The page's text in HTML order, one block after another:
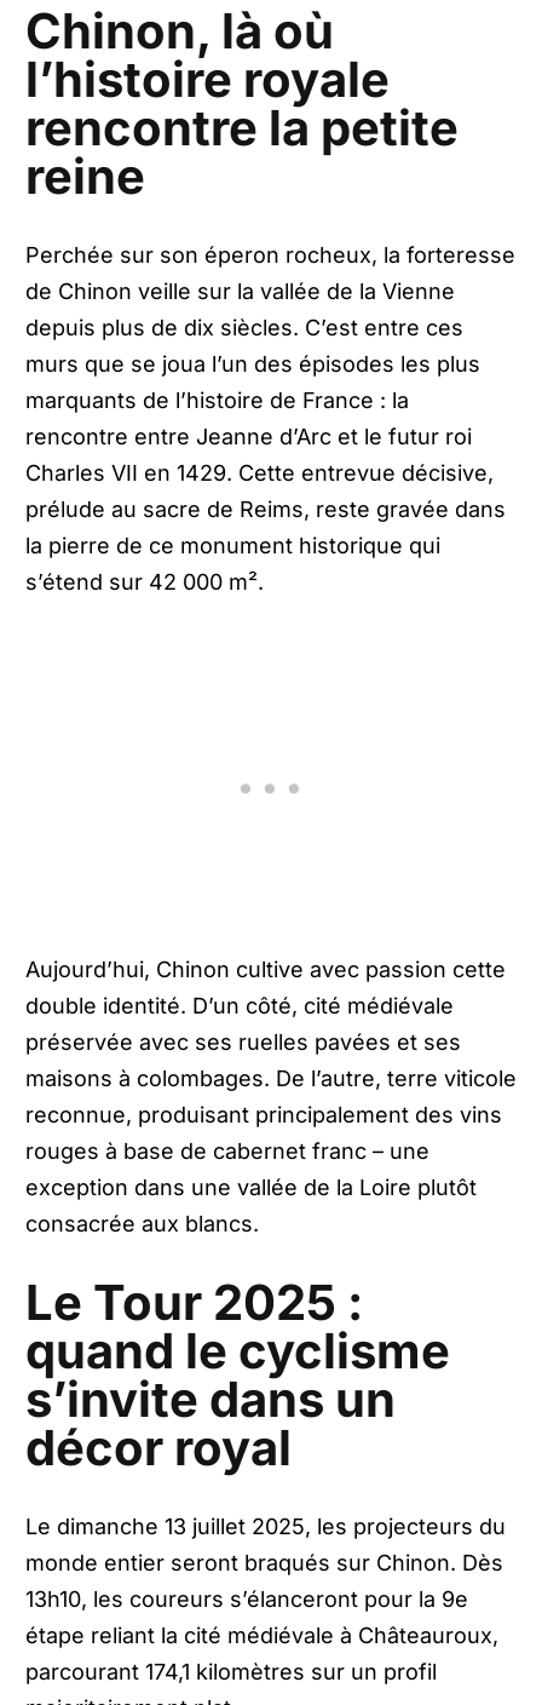
Chinon, là où
l’histoire royale
rencontre la petite
reine
Perchée sur son éperon rocheux, la forteresse
de Chinon veille sur la vallée de la Vienne
depuis plus de dix siècles. C’est entre ces
murs que se joua l’un des épisodes les plus
marquants de l’histoire de France : la
rencontre entre Jeanne d’Arc et le futur roi
Charles VII en 1429. Cette entrevue décisive,
prélude au sacre de Reims, reste gravée dans
la pierre de ce monument historique qui
s’étend sur 42 000 m².
Aujourd’hui, Chinon cultive avec passion cette
double identité. D’un côté, cité médiévale
préservée avec ses ruelles pavées et ses
maisons à colombages. De l’autre, terre viticole
reconnue, produisant principalement des vins
rouges à base de cabernet franc – une
exception dans une vallée de la Loire plutôt
consacrée aux blancs.
Le Tour 2025 :
quand le cyclisme
s’invite dans un
décor royal
Le dimanche 13 juillet 2025, les projecteurs du
monde entier seront braqués sur Chinon. Dès
13h10, les coureurs s’élanceront pour la 9e
étape reliant la cité médiévale à Châteauroux,
parcourant 174,1 kilomètres sur un profil